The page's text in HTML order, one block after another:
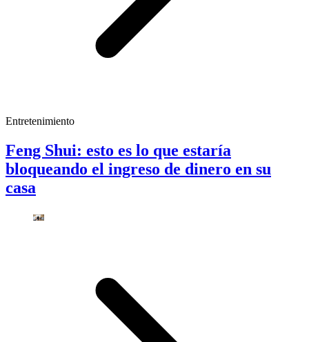
Entretenimiento
Feng Shui: esto es lo que estaría
bloqueando el ingreso de dinero en su
casa